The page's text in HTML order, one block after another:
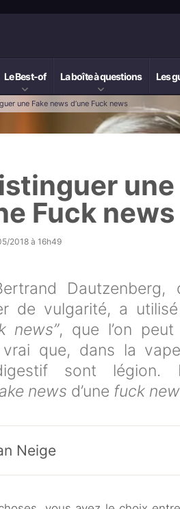
Le Best-of La boîte à questions Les
une Fake news d’une Fuck news
une
Fuck news
2018 à 16h49
Dautzenberg,
de vulgarité, a
news”, que l’on
que, dans la
sont légion.
news d’une fuck
Neige